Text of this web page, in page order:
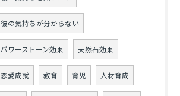
彼の気持ちが分からない
パワーストーン効果 天然石効果
恋愛成就 教育 育児 人材育成